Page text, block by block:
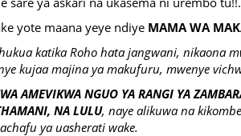
yote maana yeye ndiye MAMA WA
katika Roho hata jangwani, nikaona
kujaa majina ya makufuru, mwenye
AMEVIKWA NGUO YA RANGI YA
NA LULU, naye alikuwa na
ya uasherati wake.